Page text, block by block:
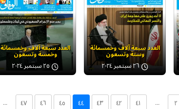
العدد سبعة آلاف وخمسمائة
وستة وتسعون
٢٦ سبتمبر ٢٠٢٤
العدد سبعة آلاف وخمسمائة
وخمسة وتسعون
٢٥ سبتمبر ٢٠٢٤
۲ ... ٤۱ ٤۲ ٤۳ ٤٤ ٤٥ ٤٦ ٤۷ ...